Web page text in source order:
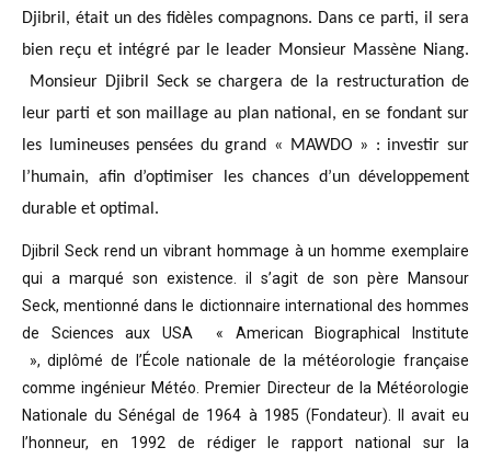
Djibril, était un des fidèles compagnons. Dans ce parti, il sera
bien reçu et intégré par le leader Monsieur Massène Niang.
Monsieur Djibril Seck se chargera de la restructuration de
leur parti et son maillage au plan national, en se fondant sur
les lumineuses pensées du grand « MAWDO » : investir sur
l’humain, afin d’optimiser les chances d’un développement
durable et optimal.
Djibril Seck rend un vibrant hommage à un homme exemplaire
qui a marqué son existence. il s’agit de son père Mansour
Seck,mentionné dans le dictionnaire international des hommes
de Sciences aux USA « American Biographical Institute
», diplômé de l’École nationale de la météorologie française
comme ingénieur Météo. Premier Directeur de la Météorologie
Nationale du Sénégal de 1964 à 1985 (Fondateur). Il avait eu
l’honneur, en 1992 de rédiger le rapport national sur la